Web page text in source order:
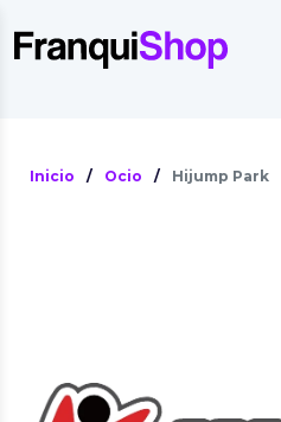
Inicio / Ocio / Hijump Park